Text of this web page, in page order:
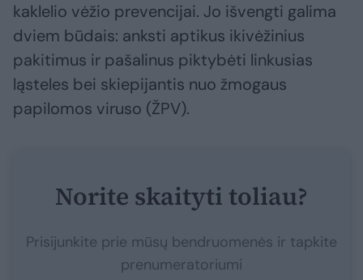
kaklelio vėžio prevencijai. Jo išvengti galima
dviem būdais: anksti aptikus ikivėžinius
pakitimus ir pašalinus piktybėti linkusias
ląsteles bei skiepijantis nuo žmogaus
papilomos viruso (ŽPV).
Norite skaityti toliau?
Prisijunkite prie mūsų bendruomenės ir tapkite
prenumeratoriumi